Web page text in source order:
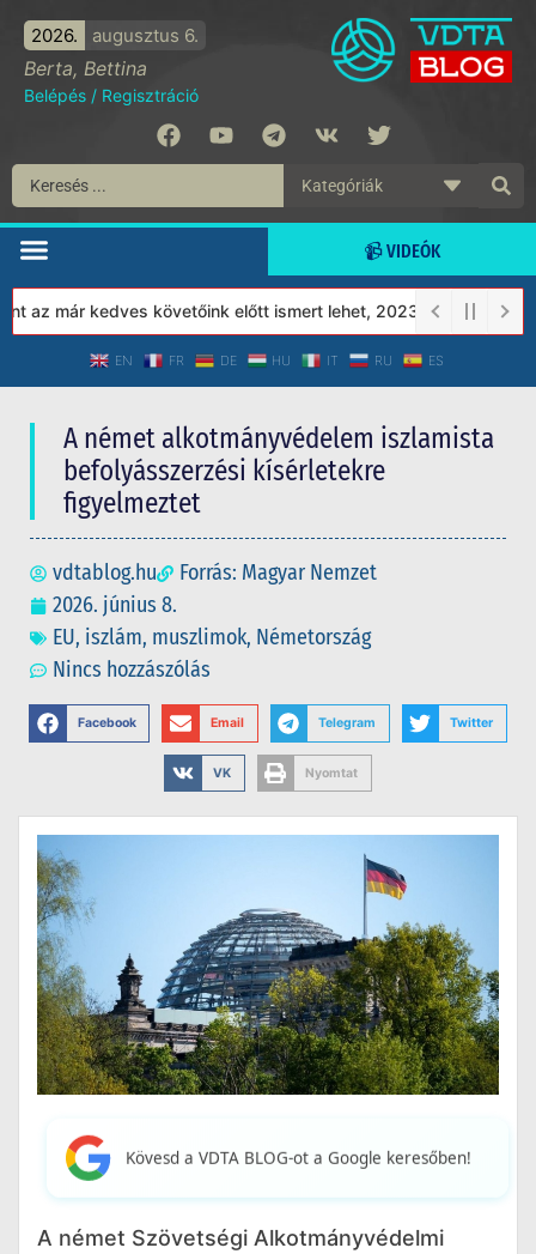
2026. augusztus 6.
Berta, Bettina
Belépés / Regisztráció
📹 VIDEÓK
kedves követőink előtt ismert lehet, 2023-tól a Védett
EN FR DE HU IT RU ES
A német alkotmányvédelem iszlamista
befolyásszerzési kísérletekre
figyelmeztet
vdtablog.hu
Forrás: Magyar Nemzet
2026. június 8.
EU, iszlám, muszlimok, Németország
Nincs hozzászólás
Facebook Email Telegram Twitter
VK Nyomtat
Kövesd a VDTA BLOG-ot a Google keresőben!
A német Szövetségi Alkotmányvédelmi